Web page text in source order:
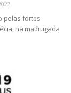
pelas fortes
na madrugada